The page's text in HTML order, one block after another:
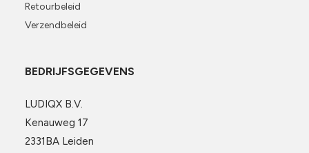
Retourbeleid
Verzendbeleid
BEDRIJFSGEGEVENS
LUDIQX B.V.
Kenauweg 17
2331BA Leiden